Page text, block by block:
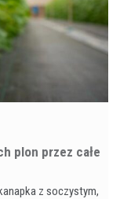
plon przez całe
z soczystym,